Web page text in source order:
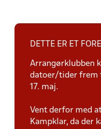
DETTE ER ET
Arrangørklubben
datoer/tider frem
17. maj.
Vent derfor med
Kampklar, da der